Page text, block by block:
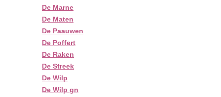
De Marne
De Maten
De Paauwen
De Poffert
De Raken
De Streek
De Wilp
De Wilp gn